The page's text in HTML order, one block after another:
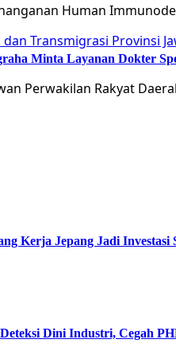
Human
Minta Layanan Dokter
Perwakilan Rakyat
Kerja Jepang Jadi Investasi
Dini Industri, Cegah